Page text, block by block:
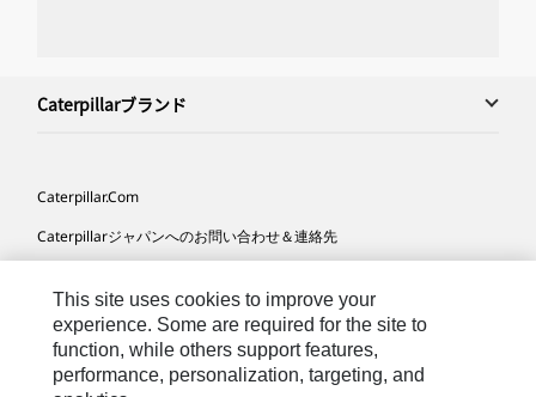
Caterpillarブランド
Caterpillar.com
Caterpillarジャパンへのお問い合わせ＆連絡先
サイト･マップ
Cookie Settings
This site uses cookies to improve your
experience. Some are required for the site to
function, while others support features,
performance, personalization, targeting, and